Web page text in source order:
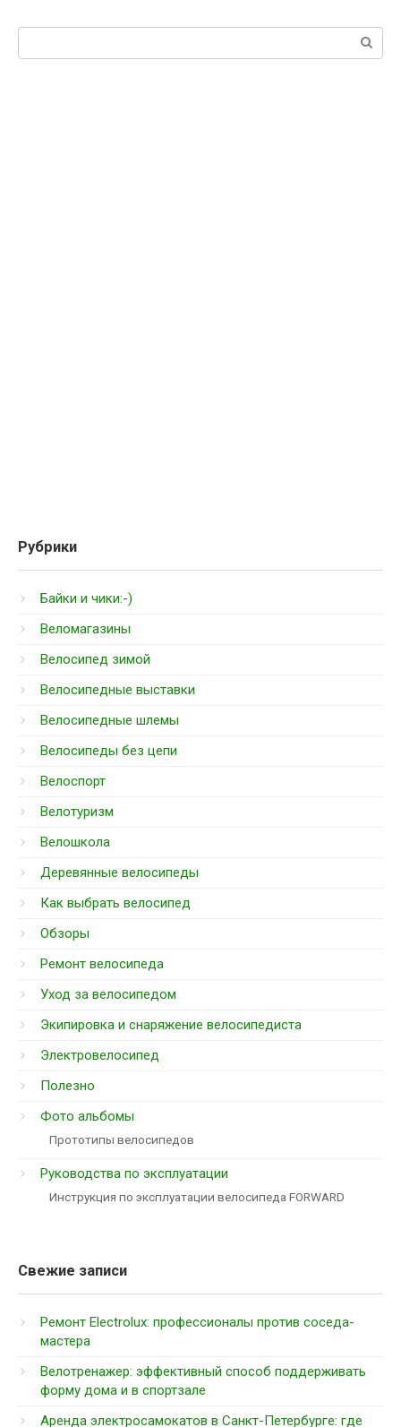
Рубрики
Байки и чики:-)
Веломагазины
Велосипед зимой
Велосипедные выставки
Велосипедные шлемы
Велосипеды без цепи
Велоспорт
Велотуризм
Велошкола
Деревянные велосипеды
Как выбрать велосипед
Обзоры
Ремонт велосипеда
Уход за велосипедом
Экипировка и снаряжение велосипедиста
Электровелосипед
Полезно
Фото альбомы
Прототипы велосипедов
Руководства по эксплуатации
Инструкция по эксплуатации велосипеда FORWARD
Свежие записи
Ремонт Electrolux: профессионалы против соседа-
мастера
Велотренажер: эффективный способ поддерживать
форму дома и в спортзале
Аренда электросамокатов в Санкт-Петербурге: где